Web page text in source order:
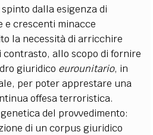
dalla esigenza di
e crescenti minacce
la necessità di arricchire
contrasto, allo scopo di fornire
giuridico eurounitario, in
per poter apprestare una
offesa terroristica.
del provvedimento:
di un corpus giuridico